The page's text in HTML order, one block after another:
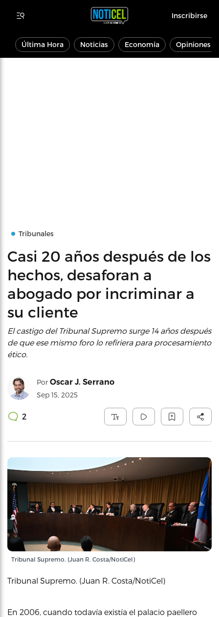
Inscribirse
Última Hora Noticias Economía Opiniones
Tribunales
Casi 20 años después de los
hechos, desaforan a
abogado por incriminar a
su cliente
El castigo del Tribunal Supremo surge 14 años después
de que ese mismo foro lo refiriera para procesamiento
ético.
Por Oscar J. Serrano
Sep 15, 2025
2
Tribunal Supremo. (Juan R. Costa/NotiCel)
Tribunal Supremo. (Juan R. Costa/NotiCel)
En 2006, cuando todavía existía el palacio paellero